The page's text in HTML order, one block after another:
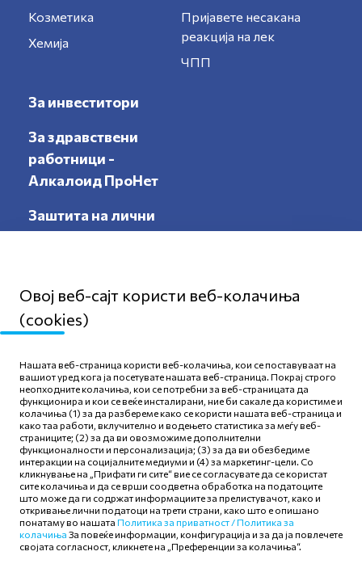
Козметика
Хемија
Пријавете несакана
реакција на лек
ЧПП
За инвеститори
За здравствени
работници -
Алкалоид ПроНет
Заштита на лични
податоци
Политика за приватност
Правила и услови за
користење
Политика за колачиња
Следете нè
Овој веб-сајт користи веб-колачиња
(cookies)
Нашата веб-страница користи веб-колачиња, кои се поставуваат на
вашиот уред кога ја посетувате нашата веб-страница. Покрај строго
неопходните колачиња, кои се потребни за веб-страницата да
функционира и кои се веќе инсталирани, ние би сакале да користиме и
колачиња (1) за да разбереме како се користи нашата веб-страница и
како таа работи, вклучително и водењето статистика за меѓу веб-
страниците; (2) за да ви овозможиме дополнителни
функционалности и персонализација; (3) за да ви обезбедиме
интеракции на социјалните медиуми и (4) за маркетинг-цели. Со
кликнување на „Прифати ги сите“ вие се согласувате да се користат
сите колачиња и да се врши соодветна обработка на податоците
што може да ги содржат информациите за прелистувачот, како и
откривање лични податоци на трети страни, како што е опишано
понатаму во нашата Политика за приватност /Политика за
колачиња За повеќе информации, конфигурација и за да ја повлечете
својата согласност, кликнете на „Преференции за колачиња“.